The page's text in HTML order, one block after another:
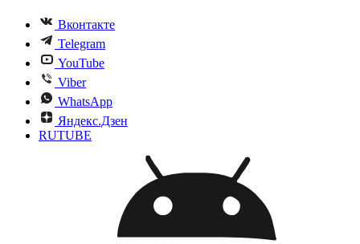
Вконтакте
Telegram
YouTube
Viber
WhatsApp
Яндекс.Дзен
RUTUBE